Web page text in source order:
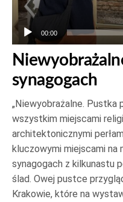
00:00
synagogach
„Niewyobrażalne. Pustka
wszystkim miejscami
architektonicznymi
kluczowymi miejscami na
synagogach z kilkunastu
ślad. Owej pustce
Krakowie, które na